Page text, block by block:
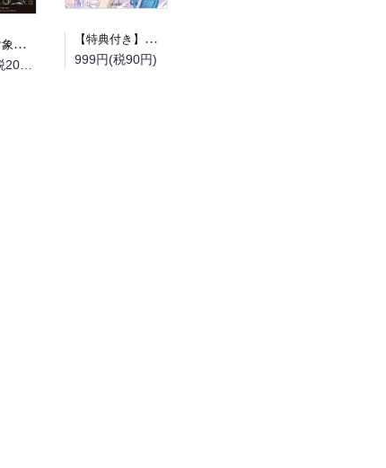
（フェア対象商品）【予約】【特典付き】オルクセン王国史~野蛮なオークの国は、如何にして平和なエルフの国を焼き払うに至ったか~ 7 小冊子付き特装版（08/12頃発送予定）
【特典付き】幼馴染同窓廻
999円(税90円)